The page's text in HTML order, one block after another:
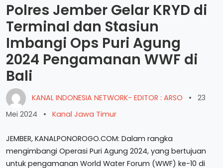
Polres Jember Gelar KRYD di
Terminal dan Stasiun
Imbangi Ops Puri Agung
2024 Pengamanan WWF di
Bali
KANAL INDONESIA NETWORK- EDITOR : ARSO •
23
Mei 2024
• Kanal Jawa Timur
JEMBER, KANALPONOROGO.COM: Dalam rangka
mengimbangi Operasi Puri Agung 2024, yang bertujuan
untuk pengamanan World Water Forum (WWF) ke-10 di